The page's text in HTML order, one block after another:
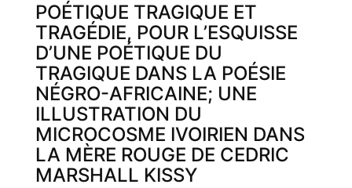
POÉTIQUE TRAGIQUE ET
TRAGÉDIE, POUR L’ESQUISSE
D’UNE POÉTIQUE DU
TRAGIQUE DANS LA POÉSIE
NÉGRO-AFRICAINE; UNE
ILLUSTRATION DU
MICROCOSME IVOIRIEN DANS
LA MÈRE ROUGE DE CEDRIC
MARSHALL KISSY